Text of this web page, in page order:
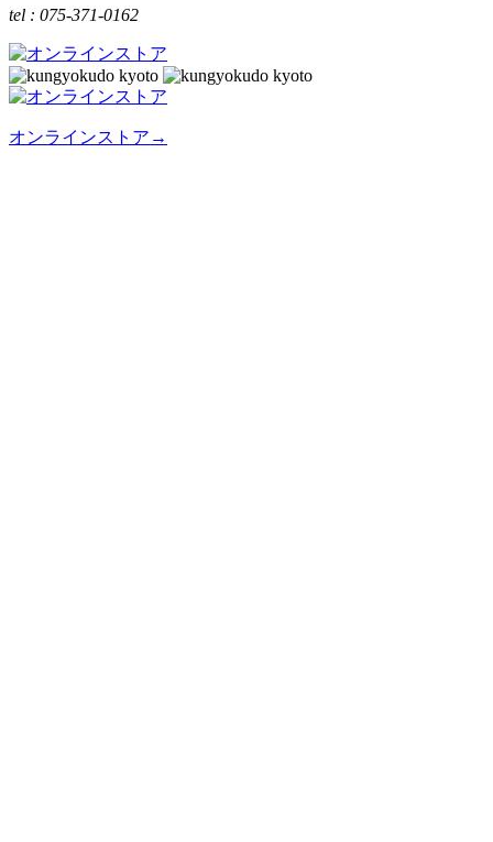
tel : 075-371-0162
オンラインストア →